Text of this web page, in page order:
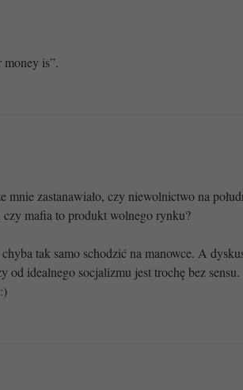
is”.
mnie zastanawiało, czy niewolnictwo na
mafia to produkt wolnego rynku?
tak samo schodzić na manowce. A
idealnego socjalizmu jest trochę bez sensu.